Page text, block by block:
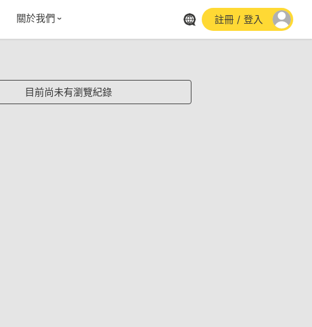
關於我們
instagram
註冊 / 登入
目前尚未有瀏覽紀錄